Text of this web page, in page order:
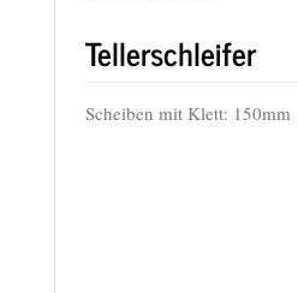
Tellerschleifer
Scheiben mit Klett: 150mm